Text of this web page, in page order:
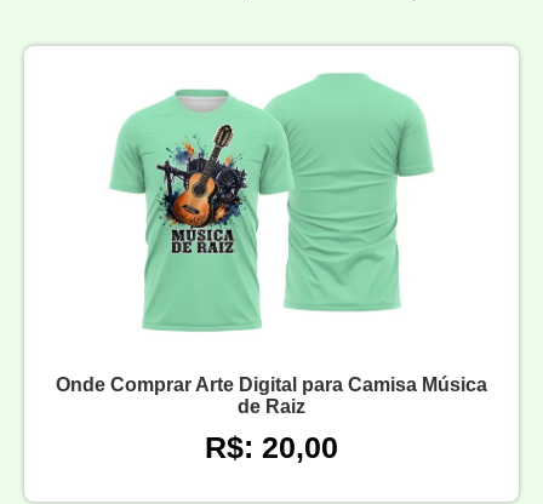
Onde Comprar Arte Digital para Camisa Música
de Raiz
R$: 20,00